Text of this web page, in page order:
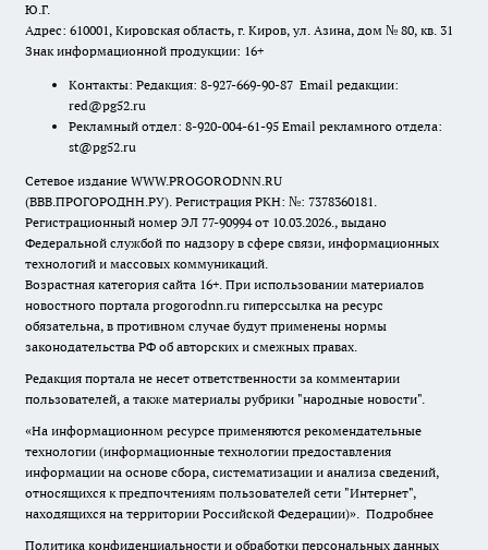
Ю.Г.
Адрес: 610001, Кировская область, г. Киров, ул. Азина, дом № 80, кв. 31
Знак информационной продукции: 16+
Контакты: Редакция: 8-927-669-90-87 Email редакции:
red@pg52.ru
Рекламный отдел: 8-920-004-61-95 Email рекламного отдела:
st@pg52.ru
Сетевое издание WWW.PROGORODNN.RU
(ВВВ.ПРОГОРОДНН.РУ). Регистрация РКН: №: 7378360181.
Регистрационный номер ЭЛ 77-90994 от 10.03.2026., выдано
Федеральной службой по надзору в сфере связи, информационных
технологий и массовых коммуникаций.
Возрастная категория сайта 16+. При использовании материалов
новостного портала progorodnn.ru гиперссылка на ресурс
обязательна, в противном случае будут применены нормы
законодательства РФ об авторских и смежных правах.
Редакция портала не несет ответственности за комментарии
пользователей, а также материалы рубрики "народные новости".
«На информационном ресурсе применяются рекомендательные
технологии (информационные технологии предоставления
информации на основе сбора, систематизации и анализа сведений,
относящихся к предпочтениям пользователей сети "Интернет",
находящихся на территории Российской Федерации)». Подробнее
Политика конфиденциальности и обработки персональных данных